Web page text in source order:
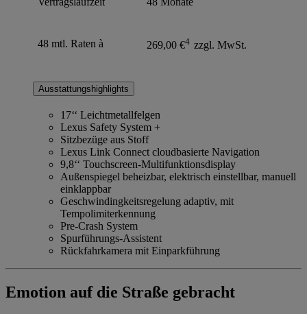
48 mtl. Raten à 269,00 €4 zzgl. MwSt.
Ausstattungshighlights
17‘‘ Leichtmetallfelgen
Lexus Safety System +
Sitzbezüge aus Stoff
Lexus Link Connect cloudbasierte Navigation
9,8‘‘ Touchscreen-Multifunktionsdisplay
Außenspiegel beheizbar, elektrisch einstellbar, manuell
einklappbar
Geschwindingkeitsregelung adaptiv, mit
Tempolimiterkennung
Pre-Crash System
Spurführungs-Assistent
Rückfahrkamera mit Einparkführung
Emotion auf die Straße gebracht